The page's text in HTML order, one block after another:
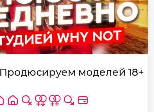
Продюсируем моделей 18+